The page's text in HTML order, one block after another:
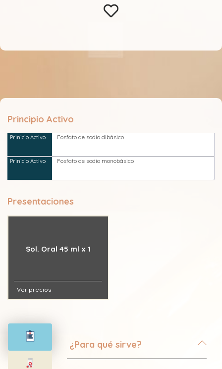
Principio Activo
Fosfato de sodio dibásico
Fosfato de sodio monobásico
Presentaciones
Sol. Oral 45 ml x 1
Ver precios
¿Para qué sirve?